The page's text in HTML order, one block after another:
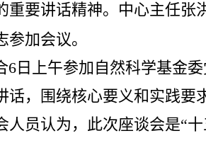
重要讲话精神。中心主任
加会议。
6日上午参加自然科学基金
话，围绕核心要义和实践
人员认为，此次座谈会是“